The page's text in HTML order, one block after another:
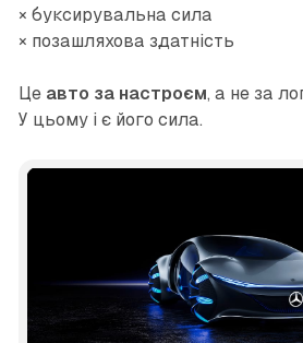
× буксирувальна сила
× позашляхова здатність
Це авто за настроєм, а не за
У цьому і є його сила.